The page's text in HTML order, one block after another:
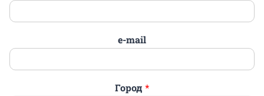
e-mail
Город *